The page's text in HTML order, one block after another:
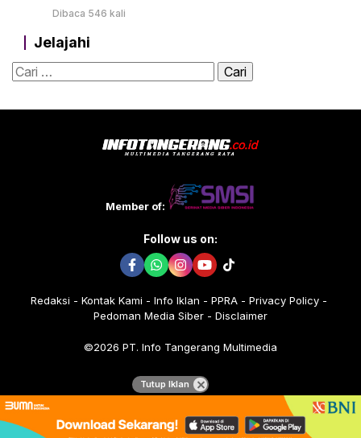
Dibaca 546 kali
Jelajahi
Cari
Member of:
Follow us on:
Redaksi Kontak Kami Info Iklan PPRA
Privacy Policy
Pedoman Media Siber
Disclaimer
©2026 PT. Info Tangerang Multimedia
Tutup Iklan